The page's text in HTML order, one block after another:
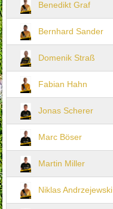
Benedikt Graf
Bernhard Sander
Domenik Straß
Fabian Hahn
Jonas Scherer
Marc Böser
Martin Miller
Niklas Andrzejewski